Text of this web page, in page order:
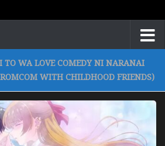
TO WA LOVE COMEDY NI NARANAI
WITH CHILDHOOD FRIENDS)